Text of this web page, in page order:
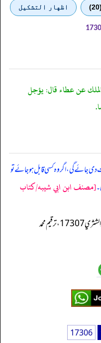
اظهار التشكيل
الملك عن عطاء قال: يؤجل
جائے گی، اگر وہ کسی قابل ہوجائے تو
[مصنف ابن ابي شيبه/كتاب
(مصنف ابن ابي شيبه: ترقيم سعد الشثري 17307، ترقيم محمد
17306